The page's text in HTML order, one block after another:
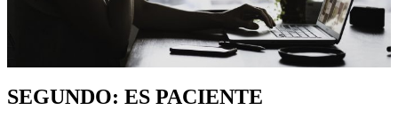
SEGUNDO: ES PACIENTE